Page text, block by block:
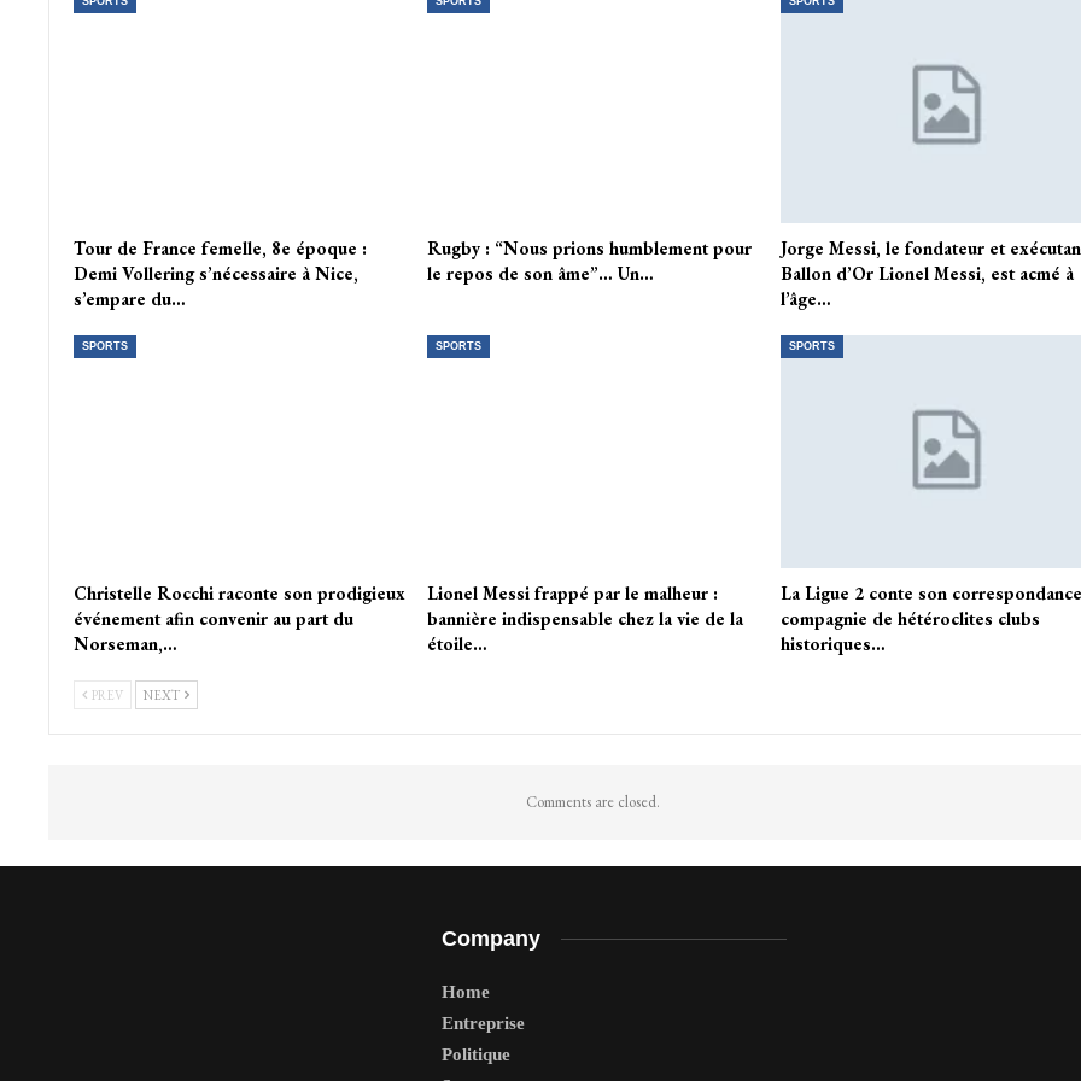
Tour de France femelle, 8e époque :
Demi Vollering s’nécessaire à Nice,
s’empare du…
Rugby : “Nous prions humblement pour
le repos de son âme”… Un…
Jorge Messi, le fondateur et
Ballon d’Or Lionel Messi, est acmé à
l’âge…
SPORTS
Christelle Rocchi raconte son prodigieux
événement afin convenir au part du
Norseman,…
SPORTS
Lionel Messi frappé par le malheur :
bannière indispensable chez la vie de la
étoile…
SPORTS
La Ligue 2 conte son
compagnie de hétéroclites clubs
historiques…
PREV NEXT
Comments are closed.
Company
Home
Entreprise
Politique